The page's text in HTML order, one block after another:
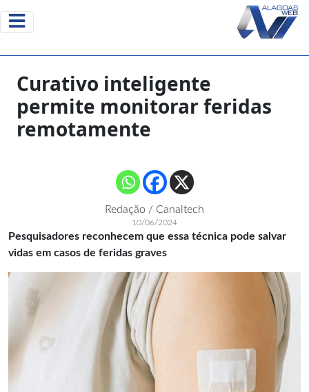
Curativo inteligente
permite monitorar feridas
remotamente
Redação / Canaltech
10/06/2024
Pesquisadores reconhecem que essa técnica pode salvar
vidas em casos de feridas graves